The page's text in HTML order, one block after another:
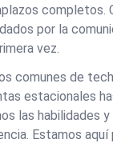
completos.
por la
vez.
comunes de
estacionales
las habilidades
Estamos